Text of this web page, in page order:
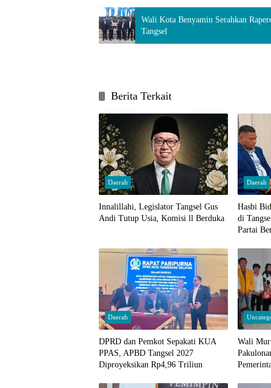
Wali Kota Benyamin Serahkan
Tangsel
Berita Terkait
Daerah
Innalillahi, Legislator Tangsel Gus
Andi Tutup Usia, Komisi ll Berduka
Daerah
Hasbi
di
Partai
Daerah
DPRD dan Pemkot Sepakati KUA
PPAS, APBD Tangsel 2027
Diproyeksikan Rp4,96 Triliun
Wali